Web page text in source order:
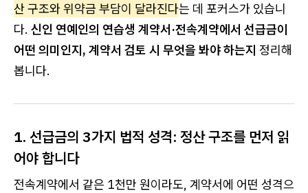
산 구조와 위약금 부담이 달라진다는 데 포커스가 있습니
다. 신인 연예인의 연습생 계약서·전속계약에서 선급금이
어떤 의미인지, 계약서 검토 시 무엇을 봐야 하는지 정리해
봅니다.
1. 선급금의 3가지 법적 성격: 정산 구조를 먼저 읽
어야 합니다
전속계약에서 같은 1천만 원이라도, 계약서에 어떤 성격으